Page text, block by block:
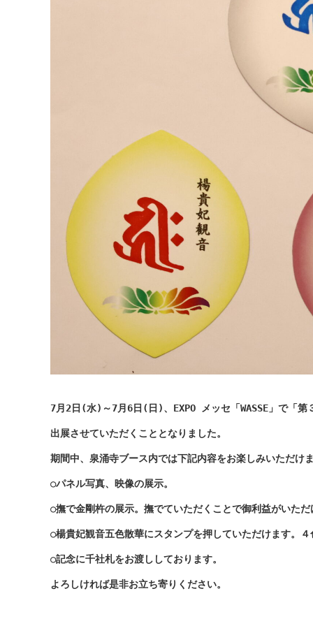
7月2日(水)～7月6日(日)、EXPO メッセ「WASSE」で「
出展させていただくこととなりました。
期間中、泉涌寺ブース内では下記内容をお楽しみいただけ
○パネル写真、映像の展示。
○撫で金剛杵の展示。撫でていただくことで御利益がいただ
○楊貴妃観音五色散華にスタンプを押していただけます。
○記念に千社札をお渡ししております。
よろしければ是非お立ち寄りください。